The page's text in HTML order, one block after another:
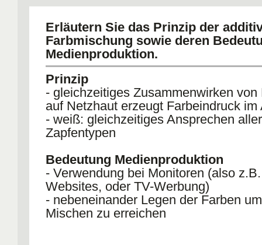
Erläutern Sie das Prinzip der
Farbmischung sowie deren
Medienproduktion.
Prinzip
- gleichzeitiges Zusammenwirken von
auf Netzhaut erzeugt Farbeindruck im
- weiß: gleichzeitiges Ansprechen
Zapfentypen
Bedeutung Medienproduktion
- Verwendung bei Monitoren (also
Websites, oder TV-Werbung)
- nebeneinander Legen der Farben
Mischen zu erreichen